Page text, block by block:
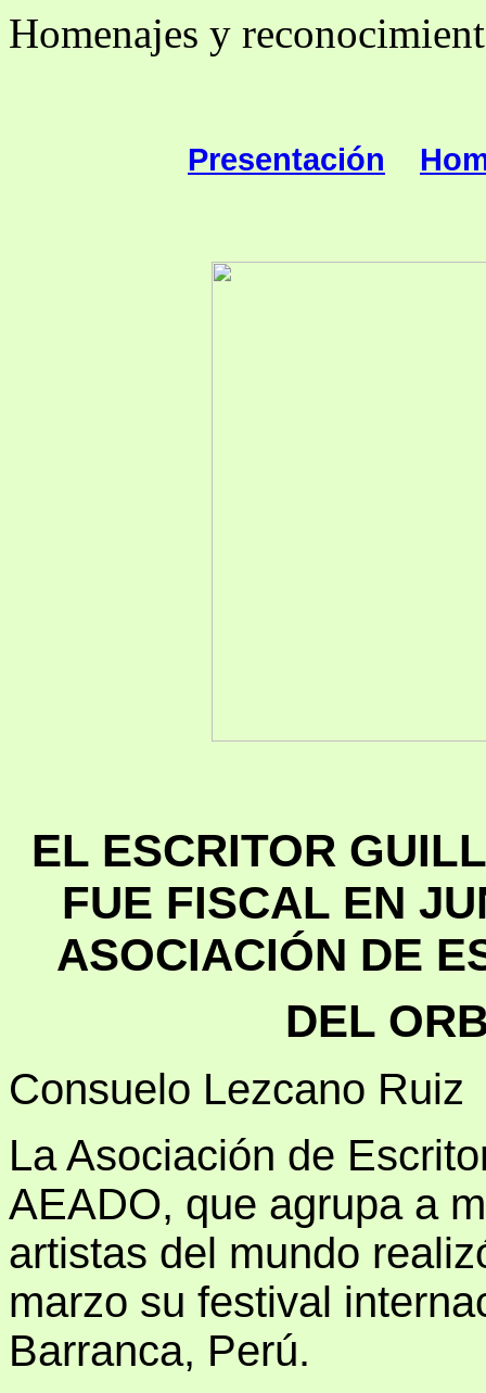
Homenajes y
Presentación
EL ESCRITOR
FUE FISCAL EN
ASOCIACIÓN DE
DEL
Consuelo Lezcano Ruiz
La Asociación de
AEADO, que agrupa a
artistas del mundo
marzo su festival
Barranca, Perú.